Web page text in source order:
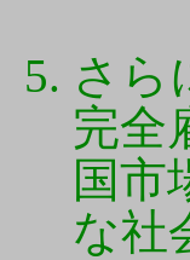
さら
完全
国市
な社